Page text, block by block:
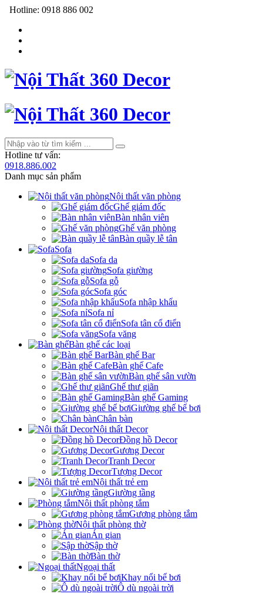
Hotline: 0918 886 002
Hotline tư vấn:
0918.886.002
Danh mục sản phẩm
Nội thất văn phòng
Ghế giám đốc
Bàn nhân viên
Ghế văn phòng
Bàn quầy lễ tân
Sofa
Sofa da
Sofa giường
Sofa gỗ
Sofa góc
Sofa nhập khẩu
Sofa nỉ
Sofa tân cổ điển
Sofa văng
Bàn ghế các loại
Bàn ghế Bar
Bàn ghế Cafe
Bàn ghế sân vườn
Ghế thư giãn
Bàn ghế Gaming
Giường ghế bể bơi
Chân bàn
Nội thất Decor
Đồng hồ Decor
Gương Decor
Tranh Decor
Tượng Decor
Nội thất trẻ em
Giường tầng
Nội thất phòng tắm
Gương phòng tắm
Nội thất phòng thờ
Án gian
Sập thờ
Bàn thờ
Ngoại thất
Khay nổi bể bơi
Ô dù ngoài trời